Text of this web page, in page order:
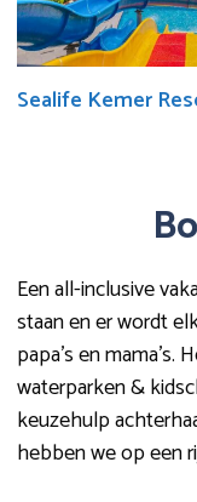
Sealife Kemer
Een all-inclusive
staan en er wordt
papa’s en
waterparken &
keuzehulp
hebben we op een